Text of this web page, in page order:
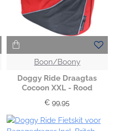
Boon/Boony
Doggy Ride Draagtas
Cocoon XXL - Rood
€ 99,95